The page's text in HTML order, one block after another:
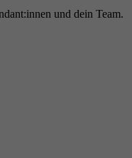
und dein Team.